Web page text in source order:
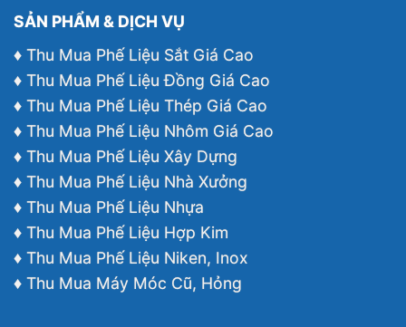
SẢN PHẨM & DỊCH VỤ
♦ Thu Mua Phế Liệu Sắt Giá Cao
♦ Thu Mua Phế Liệu Đồng Giá Cao
♦ Thu Mua Phế Liệu Thép Giá Cao
♦ Thu Mua Phế Liệu Nhôm Giá Cao
♦ Thu Mua Phế Liệu Xây Dựng
♦ Thu Mua Phế Liệu Nhà Xưởng
♦ Thu Mua Phế Liệu Nhựa
♦ Thu Mua Phế Liệu Hợp Kim
♦ Thu Mua Phế Liệu Niken, Inox
♦ Thu Mua Máy Móc Cũ, Hỏng